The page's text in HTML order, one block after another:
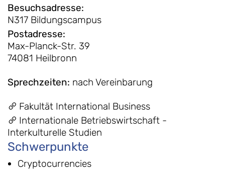
Besuchsadresse:
N317 Bildungscampus
Postadresse:
Max-Planck-Str. 39
74081 Heilbronn
Sprechzeiten: nach Vereinbarung
Fakultät International Business
Internationale Betriebswirtschaft -
Interkulturelle Studien
Schwerpunkte
Cryptocurrencies